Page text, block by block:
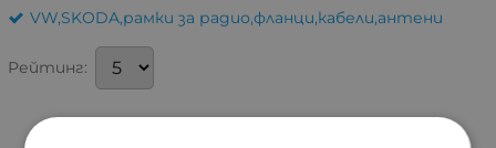
VW,SKODA,рамки за радио,фланци,кабели,антени
Рейтинг: